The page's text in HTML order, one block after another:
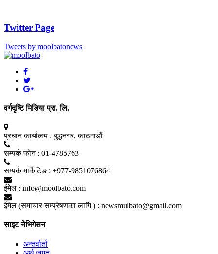
Twitter Page
Tweets by moolbatonews
वर्गदृष्टि मिडिया प्रा. लि.
प्रधान कार्यालय : बुद्धनगर, काठमाडाैं
सम्पर्क फाेन : 01-4785763
सम्पर्क मार्केटिङ : +977-9851076864
ईमेल : info@moolbato.com
ईमेल (समाचार सम्प्रेषणका लागि ) : newsmulbato@gmail.com
साइट नेभिगेसन
अन्तर्वार्ता